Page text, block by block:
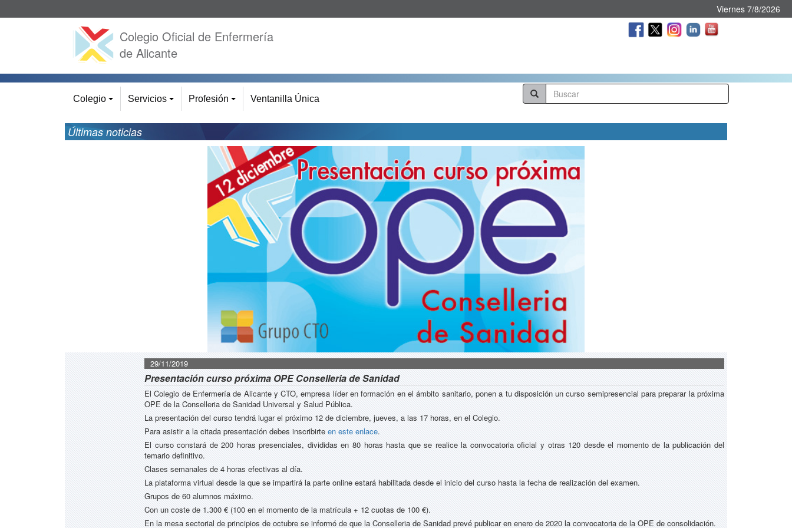
Viernes 7/8/2026
Colegio Oficial de Enfermería
de Alicante
Colegio Servicios Profesión Ventanilla Única
Últimas noticias
29/11/2019
Presentación curso próxima OPE Conselleria de Sanidad
El Colegio de Enfermería de Alicante y CTO, empresa líder en formación en el ámbito sanitario, ponen a tu disposición un curso semipresencial para preparar la próxima
OPE de la Conselleria de Sanidad Universal y Salud Pública.
La presentación del curso tendrá lugar el próximo 12 de diciembre, jueves, a las 17 horas, en el Colegio.
Para asistir a la citada presentación debes inscribirte en este enlace.
El curso constará de 200 horas presenciales, divididas en 80 horas hasta que se realice la convocatoria oficial y otras 120 desde el momento de la publicación del
temario definitivo.
Clases semanales de 4 horas efectivas al día.
La plataforma virtual desde la que se impartirá la parte online estará habilitada desde el inicio del curso hasta la fecha de realización del examen.
Grupos de 60 alumnos máximo.
Con un coste de 1.300 € (100 en el momento de la matrícula + 12 cuotas de 100 €).
En la mesa sectorial de principios de octubre se informó de que la Conselleria de Sanidad prevé publicar en enero de 2020 la convocatoria de la OPE de consolidación.